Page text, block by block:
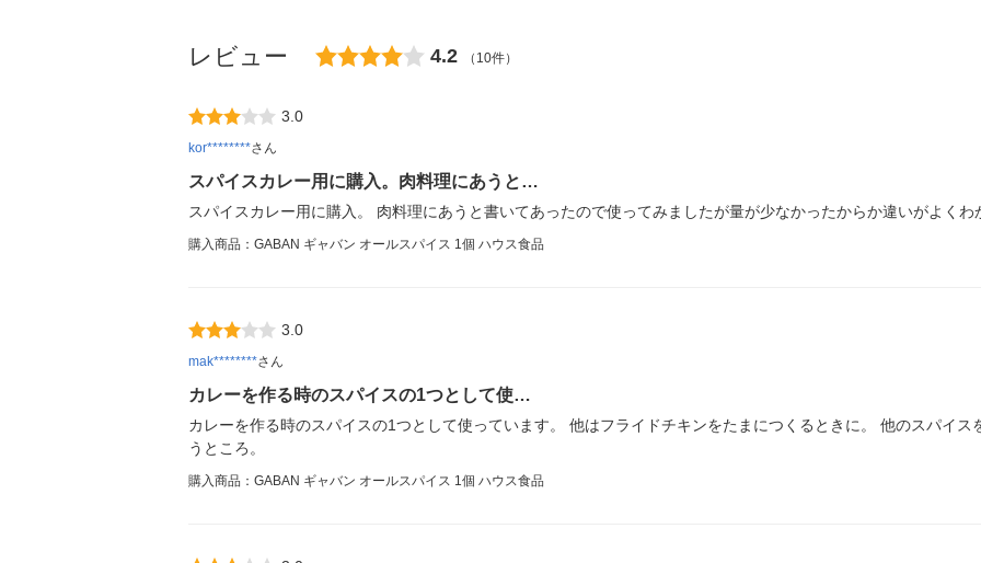
レビュー 4.2 （10件）
3.0
kor********さん
スパイスカレー用に購入。肉料理にあうと…
スパイスカレー用に購入。 肉料理にあうと書いてあったので使ってみましたが量が少なかったからか違いがよくわ
購入商品：GABAN ギャバン オールスパイス 1個 ハウス食品
3.0
mak********さん
カレーを作る時のスパイスの1つとして使…
カレーを作る時のスパイスの1つとして使っています。 他はフライドチキンをたまにつくるときに。 他のスパイ
うところ。
購入商品：GABAN ギャバン オールスパイス 1個 ハウス食品